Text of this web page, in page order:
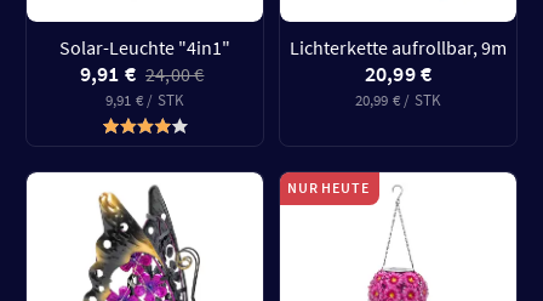
Solar-Leuchte "4in1"
9,91 € 24,00 €
9,91 € / STK
Lichterkette aufrollbar, 9m
20,99 €
20,99 € / STK
NUR HEUTE